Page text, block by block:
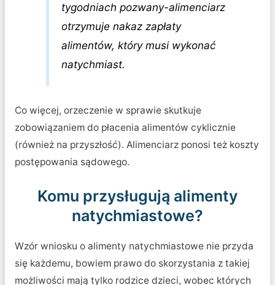
tygodniach pozwany-alimenciarz
otrzymuje nakaz zapłaty
alimentów, który musi wykonać
natychmiast.
Co więcej, orzeczenie w sprawie skutkuje
zobowiązaniem do płacenia alimentów cyklicznie
(również na przyszłość). Alimenciarz ponosi też koszty
postępowania sądowego.
Komu przysługują alimenty
natychmiastowe?
Wzór wniosku o alimenty natychmiastowe nie przyda
się każdemu, bowiem prawo do skorzystania z takiej
możliwości mają tylko rodzice dzieci, wobec których